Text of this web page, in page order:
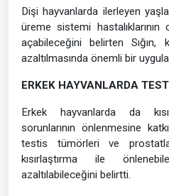
Dişi hayvanlarda ilerleyen
üreme sistemi hastalıklarının
açabileceğini belirten Sığın,
azaltılmasında önemli bir
ERKEK HAYVANLARDA
Erkek hayvanlarda da
sorunlarının önlenmesine
testis tümörleri ve prostatla
kısırlaştırma ile
azaltılabileceğini belirtti.